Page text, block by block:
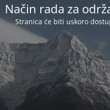
Način rada za
Stranica će biti uskoro